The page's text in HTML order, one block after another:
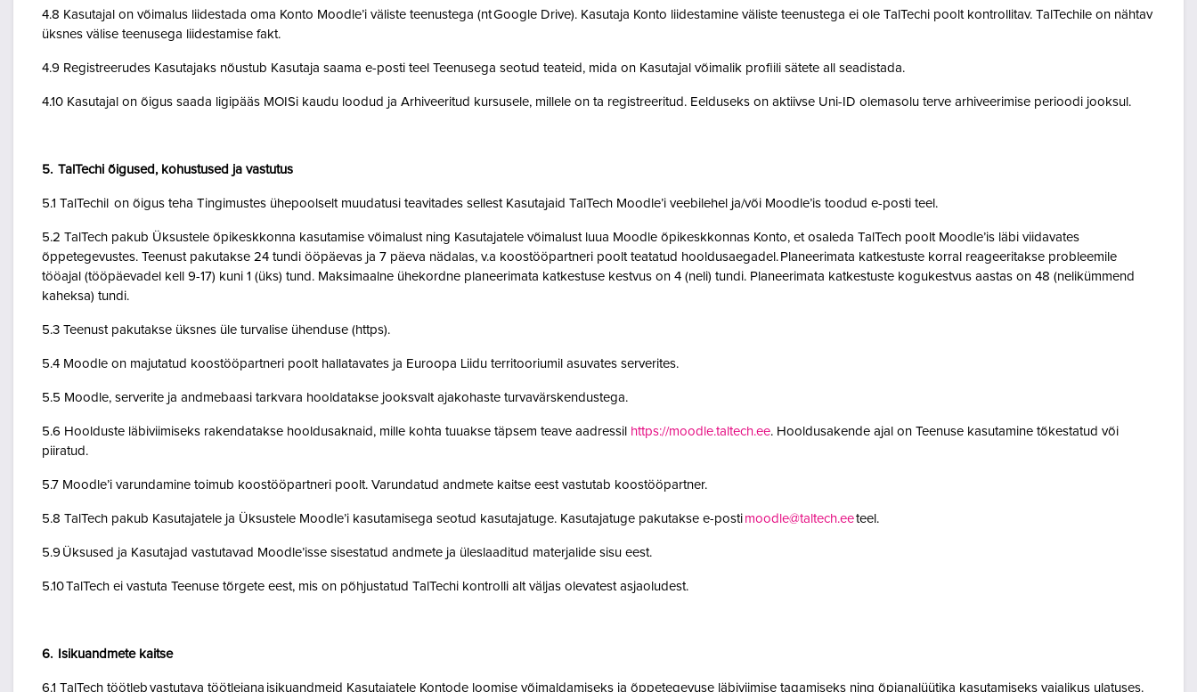
4.8 Kasutajal on võimalus liidestada oma Konto Moodle’i väliste teenustega (nt Google Drive). Kasutaja Konto liidestamine väliste teenustega ei ole TalTechi poolt kontrollitav. TalTechile on nähtav
üksnes välise teenusega liidestamise fakt.
4.9 Registreerudes Kasutajaks nõustub Kasutaja saama e-posti teel Teenusega seotud teateid, mida on Kasutajal võimalik profiili sätete all seadistada.
4.10 Kasutajal on õigus saada ligipääs MOISi kaudu loodud ja Arhiveeritud kursusele, millele on ta registreeritud. Eelduseks on aktiivse Uni-ID olemasolu terve arhiveerimise perioodi jooksul.
5. TalTechi õigused, kohustused ja vastutus
5.1 TalTechil on õigus teha Tingimustes ühepoolselt muudatusi teavitades sellest Kasutajaid TalTech Moodle’i veebilehel ja/või Moodle’is toodud e-posti teel.
5.2 TalTech pakub Üksustele õpikeskkonna kasutamise võimalust ning Kasutajatele võimalust luua Moodle õpikeskkonnas Konto, et osaleda TalTech poolt Moodle’is läbi viidavates
õppetegevustes. Teenust pakutakse 24 tundi ööpäevas ja 7 päeva nädalas, v.a koostööpartneri poolt teatatud hooldusaegadel. Planeerimata katkestuste korral reageeritakse probleemile
tööajal (tööpäevadel kell 9-17) kuni 1 (üks) tund. Maksimaalne ühekordne planeerimata katkestuse kestvus on 4 (neli) tundi. Planeerimata katkestuste kogukestvus aastas on 48 (nelikümmend
kaheksa) tundi.
5.3 Teenust pakutakse üksnes üle turvalise ühenduse (https).
5.4 Moodle on majutatud koostööpartneri poolt hallatavates ja Euroopa Liidu territooriumil asuvates serverites.
5.5 Moodle, serverite ja andmebaasi tarkvara hooldatakse jooksvalt ajakohaste turvavärskendustega.
5.6 Hoolduste läbiviimiseks rakendatakse hooldusaknaid, mille kohta tuuakse täpsem teave aadressil https://moodle.taltech.ee. Hooldusakende ajal on Teenuse kasutamine tõkestatud või
piiratud.
5.7 Moodle’i varundamine toimub koostööpartneri poolt. Varundatud andmete kaitse eest vastutab koostööpartner.
5.8 TalTech pakub Kasutajatele ja Üksustele Moodle’i kasutamisega seotud kasutajatuge. Kasutajatuge pakutakse e-posti moodle@taltech.eeteel.
5.9 Üksused ja Kasutajad vastutavad Moodle’isse sisestatud andmete ja üleslaaditud materjalide sisu eest.
5.10 TalTech ei vastuta Teenuse tõrgete eest, mis on põhjustatud TalTechi kontrolli alt väljas olevatest asjaoludest.
6. Isikuandmete kaitse
6.1 TalTech töötleb vastutava töötlejana isikuandmeid Kasutajatele Kontode loomise võimaldamiseks ja õppetegevuse läbiviimise tagamiseks ning õpianalüütika kasutamiseks vajalikus ulatuses.